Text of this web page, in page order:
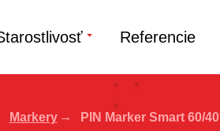
Referencie
Markery PIN Marker Smart 60/40